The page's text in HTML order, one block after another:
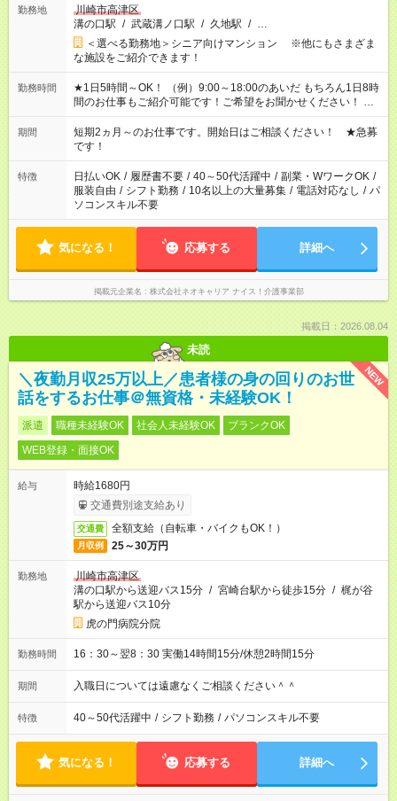
勤務地
川崎市高津区
溝の口駅 / 武蔵溝ノ口駅 / 久地駅 / …
＜選べる勤務地＞シニア向けマンション ※他にもさまざま
な施設をご紹介できます！
勤務時間
★1日5時間～OK！ （例）9:00～18:00のあいだ もちろん1日8時
間のお仕事もご紹介可能です！ご希望をお聞かせください！ ★
家庭の都合でお休みが必要な場合も遠慮なくご相談ください。
※週最低15時間以上の勤務が必要です
期間
短期2ヵ月～のお仕事です。開始日はご相談ください！ ★急募
です！
特徴 日払いOK / 履歴書不要 / 40～50代活躍中 / 副業・WワークOK /
服装自由 / シフト勤務 / 10名以上の大量募集 / 電話対応なし / パ
ソコンスキル不要
気になる！ 応募する 詳細へ
掲載元企業名 株式会社ネオキャリア ナイス！介護事業部
掲載日：2026.08.04
未読
NEW
＼夜勤月収25万以上／患者様の身の回りのお世
話をするお仕事＠無資格・未経験OK！
派遣 職種未経験OK 社会人未経験OK
ブランクOK
WEB登録・面接OK
給与
時給1680円
交通費別途支給あり
交通費 全額支給（自転車・バイクもOK！）
月収例 25～30万円
勤務地
川崎市高津区
溝の口駅から送迎バス15分 / 宮崎台駅から徒歩15分 / 梶が谷
駅から送迎バス10分
虎の門病院分院
勤務時間 16：30～翌8：30 実働14時間15分/休憩2時間15分
期間 入職日については遠慮なくご相談ください＾＾
特徴 40～50代活躍中 / シフト勤務 / パソコンスキル不要
気になる！ 応募する 詳細へ